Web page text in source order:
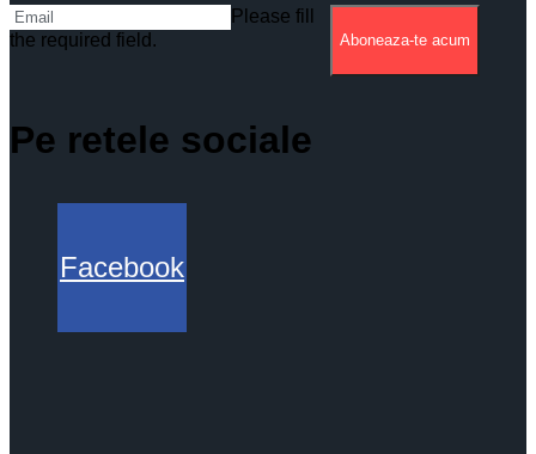
Please fill
the required field.
Aboneaza-te acum
Pe retele sociale
Facebook